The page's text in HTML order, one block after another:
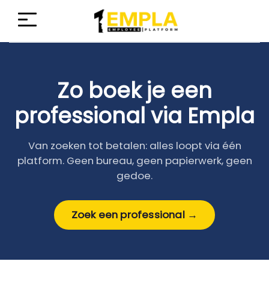
Zo boek je een
professional via Empla
Van zoeken tot betalen: alles loopt via één
platform. Geen bureau, geen papierwerk, geen
gedoe.
Zoek een professional →